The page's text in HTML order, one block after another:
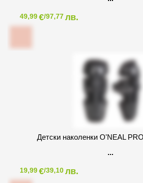
49,99€/97,77лв.
Детски наколенки O'NEAL
19,99€/39,10лв.